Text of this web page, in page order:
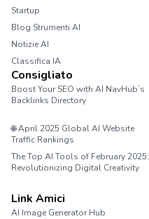
Startup
Blog Strumenti AI
Notizie AI
Classifica IA
Consigliato
Boost Your SEO with AI NavHub’s
Backlinks Directory
🌐 April 2025 Global AI Website
Traffic Rankings
The Top AI Tools of February 2025:
Revolutionizing Digital Creativity
Link Amici
AI Image Generator Hub